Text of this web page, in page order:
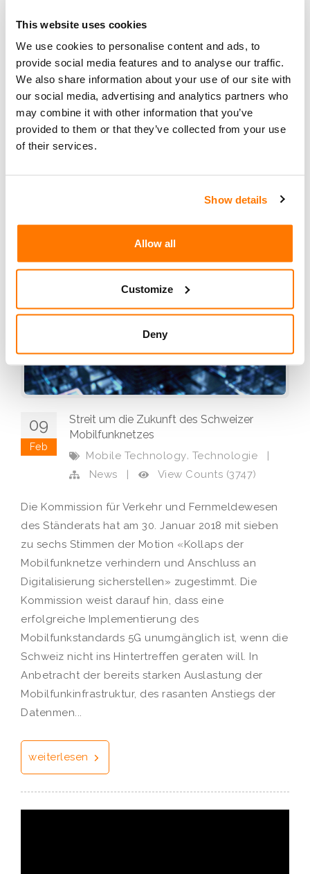
This website uses cookies
We use cookies to personalise content and ads, to
provide social media features and to analyse our traffic.
We also share information about your use of our site with
our social media, advertising and analytics partners who
may combine it with other information that you’ve
provided to them or that they’ve collected from your use
of their services.
Show details
Allow all
Customize
Deny
und Microsoft bei Skype nicht nur auf das
«maschinelle Lernen» gesetzt. Vielmehr wurden
Teile der Mitschnitte seit Jahren auch von
Menschen abgehört und abgetippt. Das ist
namentlich für Berufsgeheimnisträger wie Ärzte
und Anwälte im Zeitalter der immer
ausgeklügelteren Assistenzsoftwares ein
09
Feb
Streit um die Zukunft des Schweizer
Mobilfunknetzes
Mobile Technology, Technologie
|
News
| View Counts (3747)
Die Kommission für Verkehr und Fernmeldewesen
des Ständerats hat am 30. Januar 2018 mit sieben
zu sechs Stimmen der Motion «Kollaps der
Mobilfunknetze verhindern und Anschluss an
Digitalisierung sicherstellen» zugestimmt. Die
Kommission weist darauf hin, dass eine
erfolgreiche Implementierung des
Mobilfunkstandards 5G unumgänglich ist, wenn die
Schweiz nicht ins Hintertreffen geraten will. In
Anbetracht der bereits starken Auslastung der
Mobilfunkinfrastruktur, des rasanten Anstiegs der
Datenmen...
weiterlesen